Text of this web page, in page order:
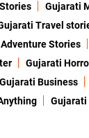
Gujarati
Travel
Stories
Gujarati
Gujarati Business
Gujarati